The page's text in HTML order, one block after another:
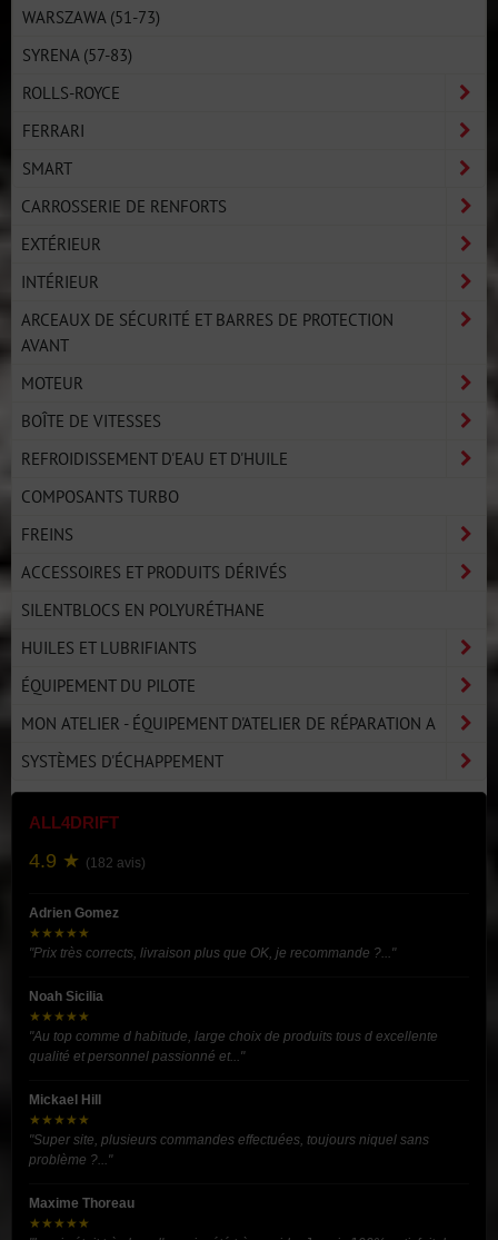
WARSZAWA (51-73)
SYRENA (57-83)
ROLLS-ROYCE
FERRARI
SMART
CARROSSERIE DE RENFORTS
EXTÉRIEUR
INTÉRIEUR
ARCEAUX DE SÉCURITÉ ET BARRES DE PROTECTION
AVANT
MOTEUR
BOÎTE DE VITESSES
REFROIDISSEMENT D'EAU ET D'HUILE
COMPOSANTS TURBO
FREINS
ACCESSOIRES ET PRODUITS DÉRIVÉS
SILENTBLOCS EN POLYURÉTHANE
HUILES ET LUBRIFIANTS
ÉQUIPEMENT DU PILOTE
MON ATELIER - ÉQUIPEMENT D'ATELIER DE RÉPARATION A
SYSTÈMES D'ÉCHAPPEMENT
ALL4DRIFT
4.9 ★ (182 avis)
Adrien Gomez
★★★★★
"Prix très corrects, livraison plus que OK, je recommande ?..."
Noah Sicilia
★★★★★
"Au top comme d habitude, large choix de produits tous d excellente
qualité et personnel passionné et..."
Mickael Hill
★★★★★
"Super site, plusieurs commandes effectuées, toujours niquel sans
problème ?..."
Maxime Thoreau
★★★★★